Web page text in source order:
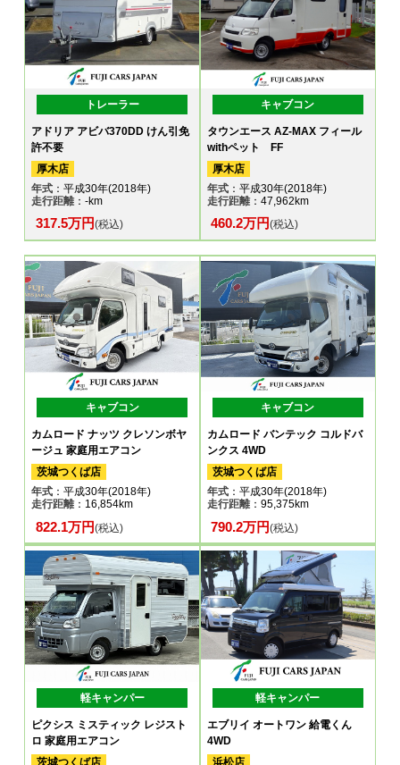
トレーラー
アドリア アビバ370DD けん引免
許不要
厚木店
年式 ：平成30年(2018年)
走行距離：-km
317.5万円(税込)
キャブコン
タウンエース AZ-MAX フィール
withペット FF
厚木店
年式：平成30年(2018年)
走行距離：47,962km
460.2万円(税込)
キャブコン
カムロード ナッツ クレソンボヤ
ージュ 家庭用エアコン
茨城つくば店
年式 ：平成30年(2018年)
走行距離：16,854km
822.1万円(税込)
キャブコン
カムロード バンテック コルドバ
ンクス 4WD
茨城つくば店
年式：平成30年(2018年)
走行距離：95,375km
790.2万円(税込)
軽キャンパー
ピクシス ミスティック レジスト
ロ 家庭用エアコン
茨城つくば店
軽キャンパー
エブリイ オートワン 給電くん
4WD
浜松店